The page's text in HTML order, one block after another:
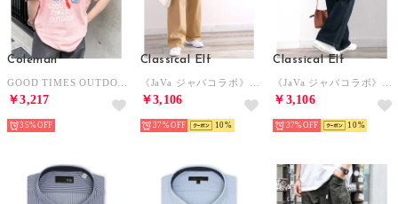
Coleman
￥3,217
35%
Classical Elf
￥3,106
37% 10
Classical Elf
￥3,106
37% 10